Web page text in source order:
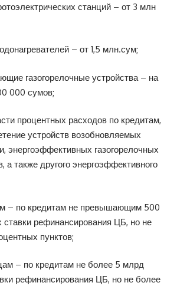
станций – от 3 млн
– от 1,5 млн.сум;
газогорелочные устройства – на
000 сумов;
процентных расходов по кредитам,
устройств возобновляемых
энергоэффективных газогорелочных
а также другого энергоэффективного
– по кредитам не превышающим 500
рефинансирования ЦБ, но не
пунктов;
– по кредитам не более 5 млрд
рефинансирования ЦБ, но не более